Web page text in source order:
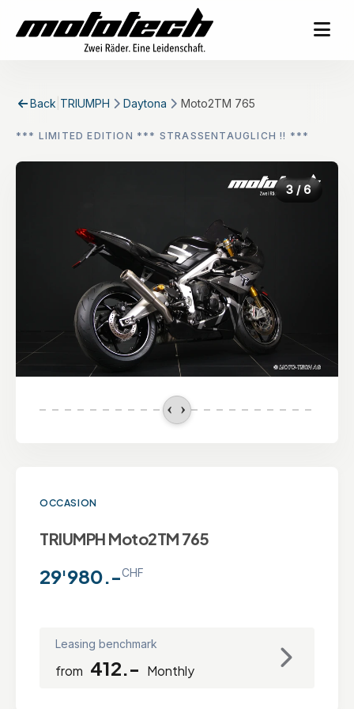
Back TRIUMPH Daytona Moto2TM 765
*** LIMITED EDITION *** STRASSENTAUGLICH !! ***
3/ 6
OCCASION
TRIUMPH Moto2TM 765
29'980.-CHF
Leasing benchmark
from 412.- Monthly